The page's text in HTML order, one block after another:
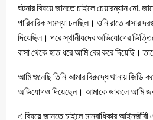
ঘটনার বিষয়ে জানতে চাইলে চেয়ারম্যান মো.
পারিবারিক সমস্যা চলছিল। ওনি রাতে বাসার
দিয়েছিল। পরে স্থানীয়দের অভিযোগের
বাসা থেকে হাত ধরে আমি বের করে দিয়েছি।
আমি শুনেছি তিনি আমার বিরুদ্ধে থানায় জিডি
অভিযোগও দিয়েছেন। আমাকে ডাকলে আমি
এ বিষয়ে জানতে চাইলে মানবাধিকার